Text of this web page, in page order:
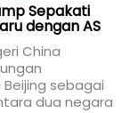
Sepakati
dengan AS
China
sebagai
dua negara